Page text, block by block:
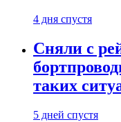
4 дня спустя
Сняли с
таких
5 дней спустя